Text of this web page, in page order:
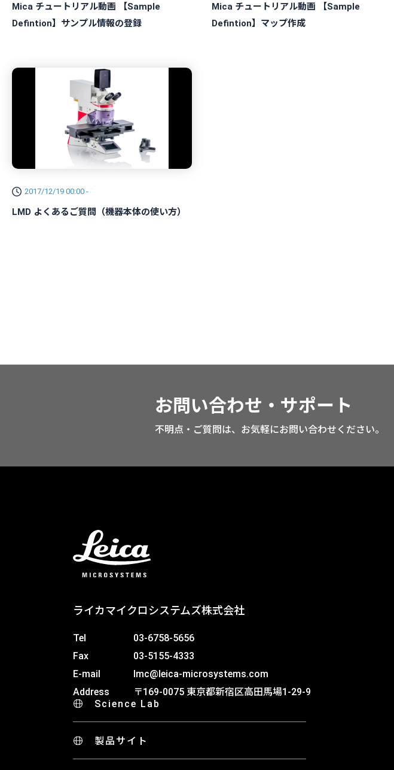
Mica チュートリアル動画 【Sample
Defintion】サンプル情報の登録
Mica チュートリアル動画 【Sample
Defintion】マップ作成
2017/12/19 00:00 -
LMD よくあるご質問（機器本体の使い方）
お問い合わせ・サポート
不明点・ご質問は、お気軽にお問い合わせください。
ライカマイクロシステムズ株式会社
Tel
03-6758-5656
Fax
03-5155-4333
E-mail
lmc@leica-microsystems.com
Address
〒169-0075 東京都新宿区高田馬場1-29-9
Science Lab
製品サイト